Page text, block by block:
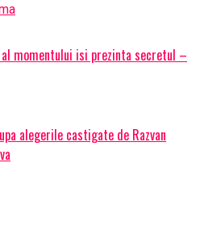
momentului isi prezinta secretul –
alegerile castigate de Razvan